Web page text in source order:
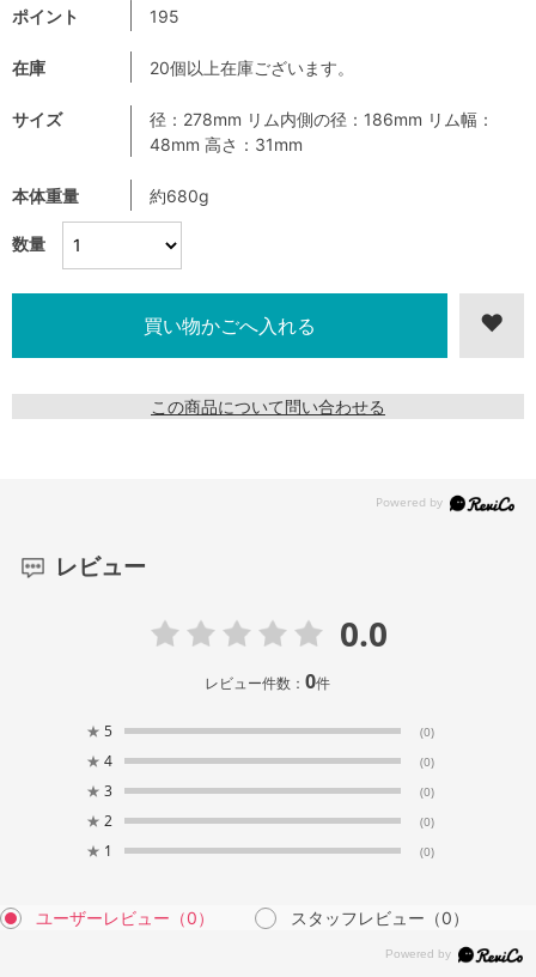
数量
ポイント 195
在庫 20個以上在庫ございます。
サイズ
径：278mm リム内側の径：186mm リム幅：
48mm 高さ：31mm
本体重量 約680g
この商品について問い合わせる
レビュー
0.0
レビュー件数：0件
★ 5 (0)
★ 4 (0)
★ 3 (0)
★ 2 (0)
★ 1 (0)
ユーザーレビュー （0） スタッフレビュー （0）